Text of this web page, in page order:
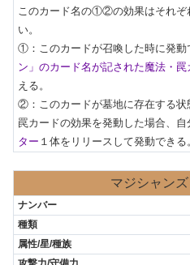
このカード名の①②の効果はそれぞ
い。
①：このカードが召喚した時に発動
ン」のカード名が記された魔法・罠
える。
②：このカードが墓地に存在する状
罠カードの効果を発動した場合、
ター １体をリリースして発動でき
マジシャン